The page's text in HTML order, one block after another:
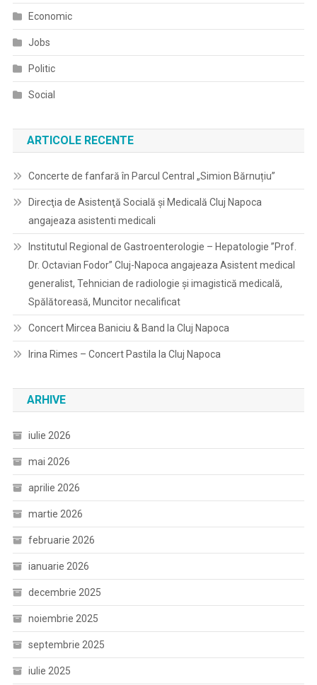
Economic
Jobs
Politic
Social
ARTICOLE RECENTE
Concerte de fanfară în Parcul Central „Simion Bărnuțiu”
Direcţia de Asistenţă Socială şi Medicală Cluj Napoca
angajeaza asistenti medicali
Institutul Regional de Gastroenterologie – Hepatologie ”Prof.
Dr. Octavian Fodor” Cluj-Napoca angajeaza Asistent medical
generalist, Tehnician de radiologie și imagistică medicală,
Spălătoreasă, Muncitor necalificat
Concert Mircea Baniciu & Band la Cluj Napoca
Irina Rimes – Concert Pastila la Cluj Napoca
ARHIVE
iulie 2026
mai 2026
aprilie 2026
martie 2026
februarie 2026
ianuarie 2026
decembrie 2025
noiembrie 2025
septembrie 2025
iulie 2025